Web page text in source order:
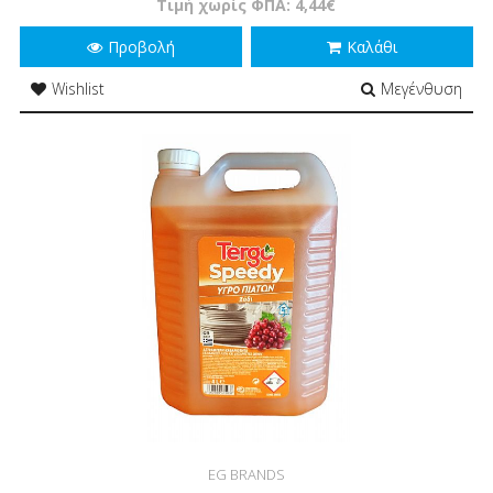
Τιμή χωρίς ΦΠΑ: 4,44€
Προβολή
Καλάθι
Wishlist
Μεγένθυση
EG BRANDS